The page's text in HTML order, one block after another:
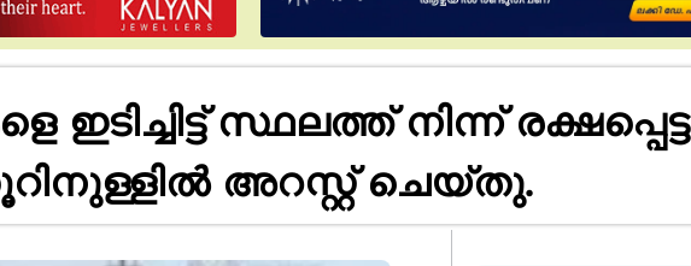
സ്ഥലത്ത് നിന്ന് രക്ഷപ്പെട്ട
അറസ്റ്റ് ചെയ്തു.